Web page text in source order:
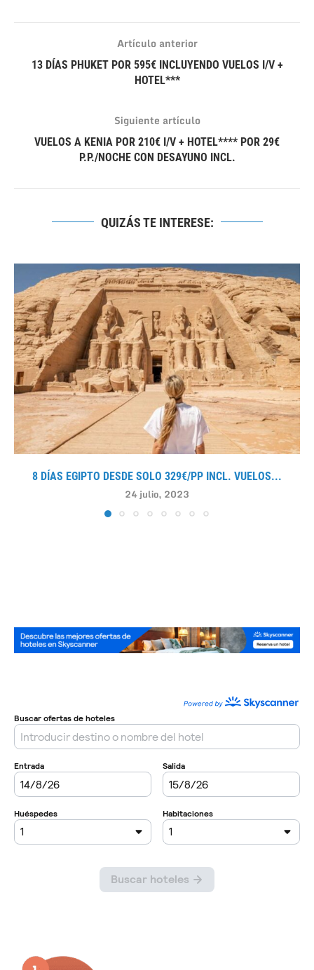
Artículo anterior
13 DÍAS PHUKET POR 595€ INCLUYENDO VUELOS I/V +
HOTEL***
Siguiente artículo
VUELOS A KENIA POR 210€ I/V + HOTEL**** POR 29€
P.P./NOCHE CON DESAYUNO INCL.
QUIZÁS TE INTERESE:
8 DÍAS EGIPTO DESDE SOLO 329€/PP INCL. VUELOS...
24 julio, 2023